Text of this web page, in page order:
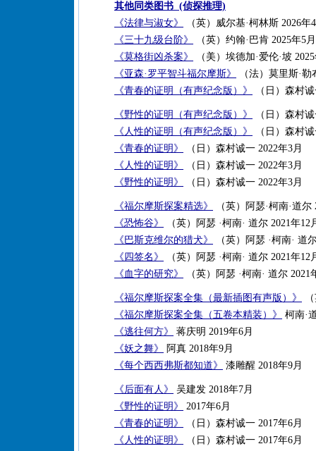
其他同类图书 (侦探推理)
《法律与淑女》
（英）威尔基·柯林斯 2026年
《三十九级台阶》
（英）约翰·巴肯 2025年5月
《莫格街凶杀案》
（美）埃德加·爱伦·坡
《亚森·罗平智斗福尔摩斯》
（法）莫里斯·勒
《青春的证明（有声纪念版）》
（日）森村
《野性的证明（有声纪念版）》
（日）森村
《人性的证明（有声纪念版）》
（日）森村
《青春的证明》
（日）森村诚一 2022年3月
《人性的证明》
（日）森村诚一 2022年3月
《野性的证明》
（日）森村诚一 2022年3月
《福尔摩斯探案精选》
（英）阿瑟·柯南·道尔
《恐怖谷》
（英）阿瑟 ·柯南· 道尔 2021年12
《巴斯克维尔的猎犬》
（英）阿瑟 ·柯南· 道
《四签名》
（英）阿瑟 ·柯南· 道尔 2021年12
《血字的研究》
（英）阿瑟 ·柯南· 道尔 2021
《福尔摩斯探案全集（最新插图有声版）》
《福尔摩斯探案全集（五卷本精装）》
柯南·
《逃往何方》
蒋庆明 2019年6月
《妖之舞》
阿真 2018年9月
《每个西西弗斯都知道》
漆雕醒 2018年9月
《后面有人》
吴建发 2018年7月
《野性的证明》
2017年6月
《青春的证明》
（日）森村诚一 2017年6月
《人性的证明》
（日）森村诚一 2017年6月